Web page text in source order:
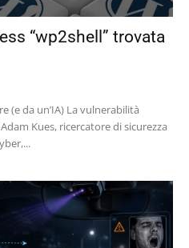
“wp2shell” trovata
La vulnerabilità
Kues, ricercatore di sicurezza